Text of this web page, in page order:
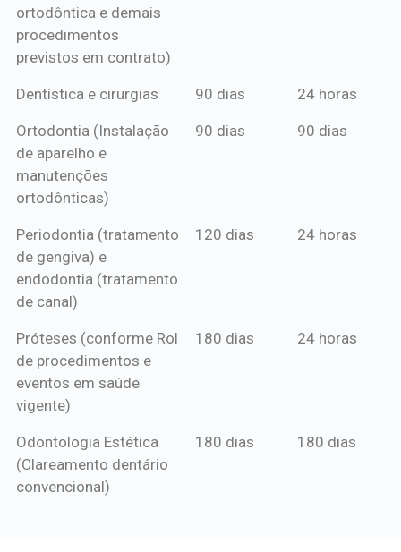
ortodôntica e demais
procedimentos
previstos em contrato)
Dentística e cirurgias 90 dias 24 horas
Ortodontia (Instalação
de aparelho e
manutenções
ortodônticas)
90 dias 90 dias
Periodontia (tratamento
de gengiva) e
endodontia (tratamento
de canal)
120 dias 24 horas
Próteses (conforme Rol
de procedimentos e
eventos em saúde
vigente)
180 dias 24 horas
Odontologia Estética
(Clareamento dentário
convencional)
180 dias 180 dias